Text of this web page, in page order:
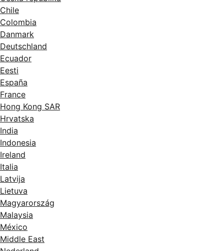
Chile
Colombia
Danmark
Deutschland
Ecuador
Eesti
España
France
Hong Kong SAR
Hrvatska
India
Indonesia
Ireland
Italia
Latvija
Lietuva
Magyarország
Malaysia
México
Middle East